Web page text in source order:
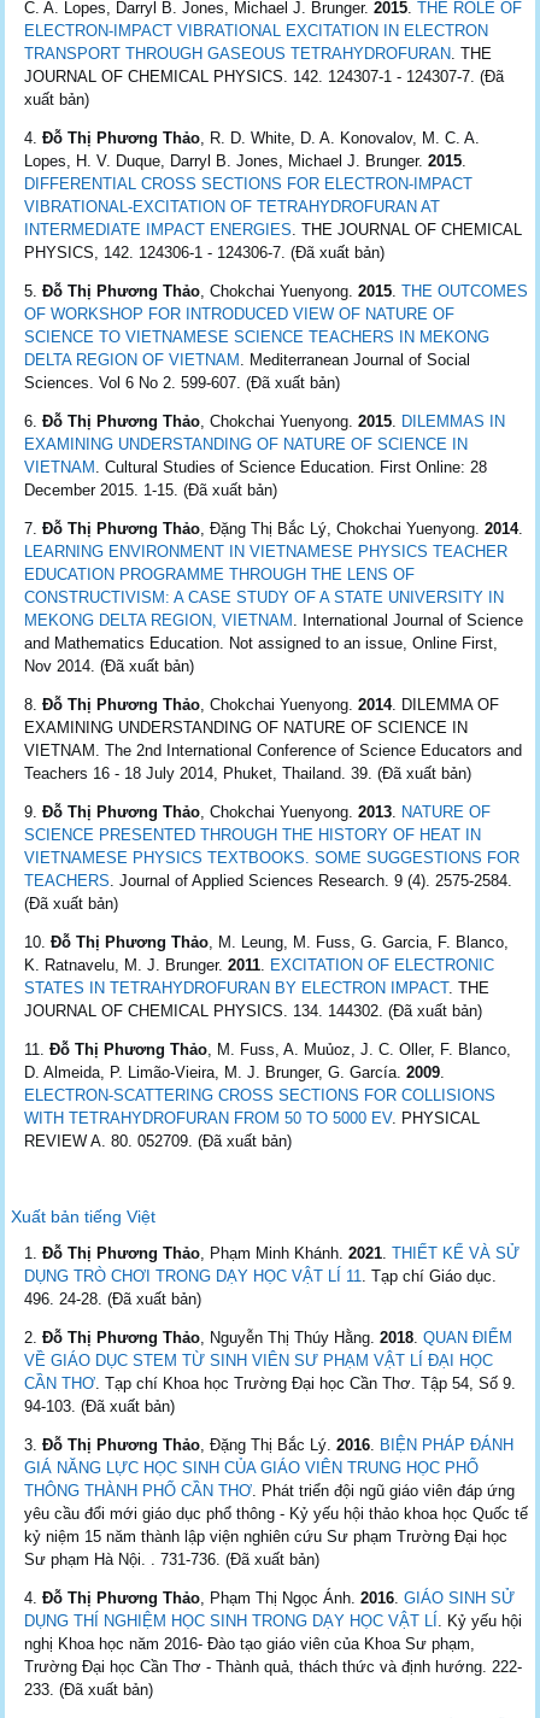
C. A. Lopes, Darryl B. Jones, Michael J. Brunger.2015.THE ROLE OF
ELECTRON-IMPACT VIBRATIONAL EXCITATION IN ELECTRON
TRANSPORT THROUGH GASEOUS TETRAHYDROFURAN. THE
JOURNAL OF CHEMICAL PHYSICS. 142. 124307-1 - 124307-7. (Đã
xuất bản)
Đỗ Thị Phương Thảo, R. D. White, D. A. Konovalov, M. C. A.
Lopes, H. V. Duque, Darryl B. Jones, Michael J. Brunger.2015.
DIFFERENTIAL CROSS SECTIONS FOR ELECTRON-IMPACT
VIBRATIONAL-EXCITATION OF TETRAHYDROFURAN AT
INTERMEDIATE IMPACT ENERGIES. THE JOURNAL OF CHEMICAL
PHYSICS, 142. 124306-1 - 124306-7. (Đã xuất bản)
Đỗ Thị Phương Thảo, Chokchai Yuenyong.2015.THE OUTCOMES
OF WORKSHOP FOR INTRODUCED VIEW OF NATURE OF
SCIENCE TO VIETNAMESE SCIENCE TEACHERS IN MEKONG
DELTA REGION OF VIETNAM . Mediterranean Journal of Social
Sciences. Vol 6 No 2. 599-607. (Đã xuất bản)
Đỗ Thị Phương Thảo, Chokchai Yuenyong.2015. DILEMMAS IN
EXAMINING UNDERSTANDING OF NATURE OF SCIENCE IN
VIETNAM . Cultural Studies of Science Education. First Online: 28
December 2015. 1-15. (Đã xuất bản)
Đỗ Thị Phương Thảo, Đặng Thị Bắc Lý, Chokchai Yuenyong.2014.
LEARNING ENVIRONMENT IN VIETNAMESE PHYSICS TEACHER
EDUCATION PROGRAMME THROUGH THE LENS OF
CONSTRUCTIVISM: A CASE STUDY OF A STATE UNIVERSITY IN
MEKONG DELTA REGION, VIETNAM . International Journal of Science
and Mathematics Education. Not assigned to an issue, Online First,
Nov 2014. (Đã xuất bản)
Đỗ Thị Phương Thảo, Chokchai Yuenyong.2014. DILEMMA OF
EXAMINING UNDERSTANDING OF NATURE OF SCIENCE IN
VIETNAM. The 2nd International Conference of Science Educators and
Teachers 16 - 18 July 2014, Phuket, Thailand. 39. (Đã xuất bản)
Đỗ Thị Phương Thảo, Chokchai Yuenyong.2013. NATURE OF
SCIENCE PRESENTED THROUGH THE HISTORY OF HEAT IN
VIETNAMESE PHYSICS TEXTBOOKS. SOME SUGGESTIONS FOR
TEACHERS. Journal of Applied Sciences Research. 9 (4). 2575-2584.
(Đã xuất bản)
Đỗ Thị Phương Thảo, M. Leung, M. Fuss, G. Garcia, F. Blanco,
K. Ratnavelu, M. J. Brunger.2011. EXCITATION OF ELECTRONIC
STATES IN TETRAHYDROFURAN BY ELECTRON IMPACT. THE
JOURNAL OF CHEMICAL PHYSICS. 134. 144302. (Đã xuất bản)
Đỗ Thị Phương Thảo, M. Fuss, A. Muủoz, J. C. Oller, F. Blanco,
D. Almeida, P. Limão-Vieira, M. J. Brunger, G. García.2009.
ELECTRON-SCATTERING CROSS SECTIONS FOR COLLISIONS
WITH TETRAHYDROFURAN FROM 50 TO 5000 EV. PHYSICAL
REVIEW A. 80. 052709. (Đã xuất bản)
Xuất bản tiếng Việt
Đỗ Thị Phương Thảo, Phạm Minh Khánh.2021.THIẾT KẾ VÀ SỬ
DỤNG TRÒ CHƠI TRONG DẠY HỌC VẬT LÍ 11. Tạp chí Giáo dục.
496. 24-28. (Đã xuất bản)
Đỗ Thị Phương Thảo, Nguyễn Thị Thúy Hằng.2018.QUAN ĐIỂM
VỀ GIÁO DỤC STEM TỪ SINH VIÊN SƯ PHẠM VẬT LÍ ĐẠI HỌC
CẦN THƠ. Tạp chí Khoa học Trường Đại học Cần Thơ. Tập 54, Số 9.
94-103. (Đã xuất bản)
Đỗ Thị Phương Thảo, Đặng Thị Bắc Lý.2016. BIỆN PHÁP ĐÁNH
GIÁ NĂNG LỰC HỌC SINH CỦA GIÁO VIÊN TRUNG HỌC PHỔ
THÔNG THÀNH PHỐ CẦN THƠ. Phát triển đội ngũ giáo viên đáp ứng
yêu cầu đổi mới giáo dục phổ thông - Kỷ yếu hội thảo khoa học Quốc tế
kỷ niệm 15 năm thành lập viện nghiên cứu Sư phạm Trường Đại học
Sư phạm Hà Nội. . 731-736. (Đã xuất bản)
Đỗ Thị Phương Thảo, Phạm Thị Ngọc Ánh.2016.GIÁO SINH SỬ
DỤNG THÍ NGHIỆM HỌC SINH TRONG DẠY HỌC VẬT LÍ . Kỷ yếu hội
nghị Khoa học năm 2016- Đào tạo giáo viên của Khoa Sư phạm,
Trường Đại học Cần Thơ - Thành quả, thách thức và định hướng. 222-
233. (Đã xuất bản)